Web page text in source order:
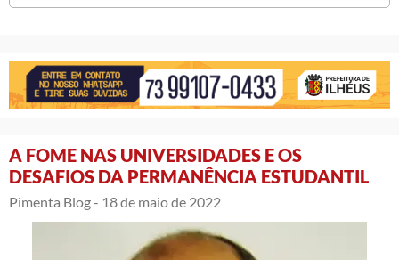
A FOME NAS UNIVERSIDADES E OS
DESAFIOS DA PERMANÊNCIA ESTUDANTIL
Pimenta Blog - 18 de maio de 2022